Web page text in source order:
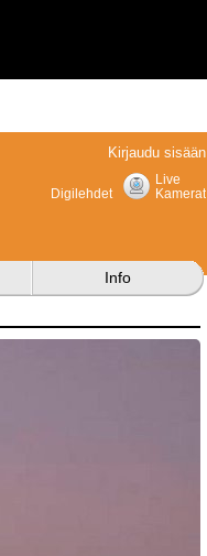
Kirjaudu sisään
Live
Kamerat
Digilehdet
Info